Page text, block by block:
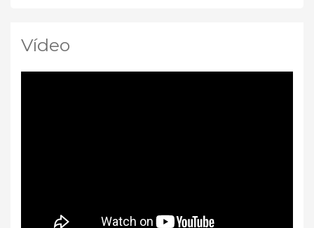
Vídeo